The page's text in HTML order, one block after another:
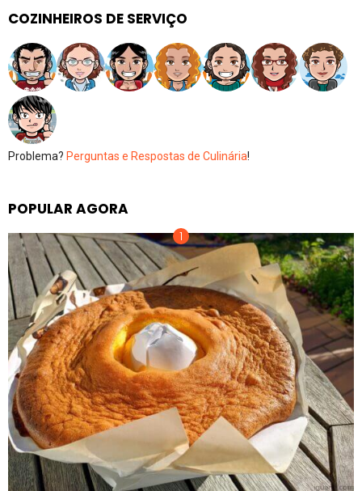
COZINHEIROS DE SERVIÇO
Problema? Perguntas e Respostas de Culinária!
POPULAR AGORA